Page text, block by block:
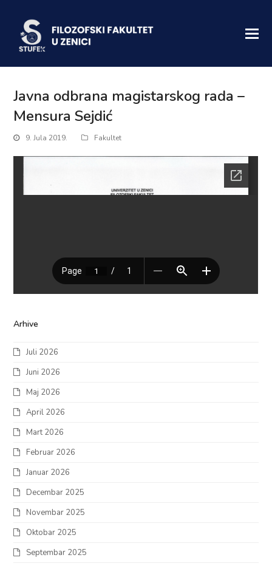
Javna odbrana magistarskog rada –
Mensura Sejdić
9. Jula 2019. Fakultet
Arhive
Juli 2026
Juni 2026
Maj 2026
April 2026
Mart 2026
Februar 2026
Januar 2026
Decembar 2025
Novembar 2025
Oktobar 2025
Septembar 2025